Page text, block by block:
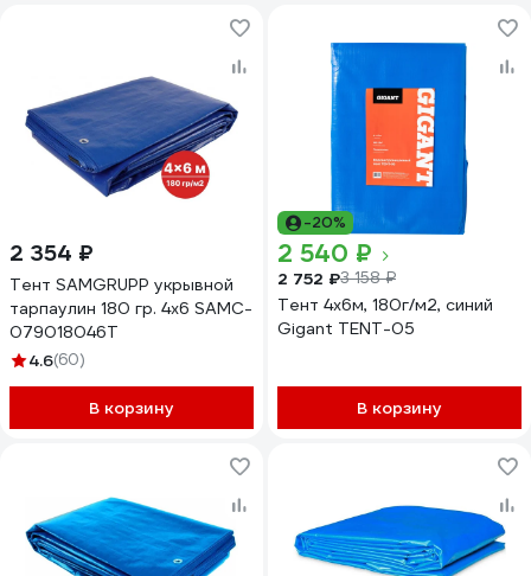
2 354 ₽
Тент SAMGRUPP укрывной
тарпаулин 180 гр. 4x6 SAMC-
079018046Т
4.6(60)
В корзину
-20%
2 540 ₽
2 752 ₽3 158 ₽
Тент 4х6м, 180г/м2, синий
Gigant TENT-05
В корзину